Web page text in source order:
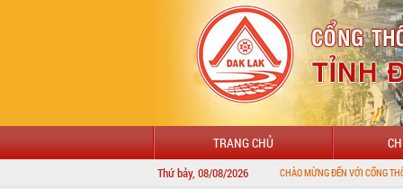
TRANG CHỦ
Thứ bảy, 08/08/2026